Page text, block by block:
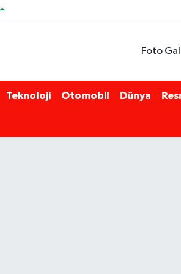
Foto
Teknoloji Otomobil Dünya